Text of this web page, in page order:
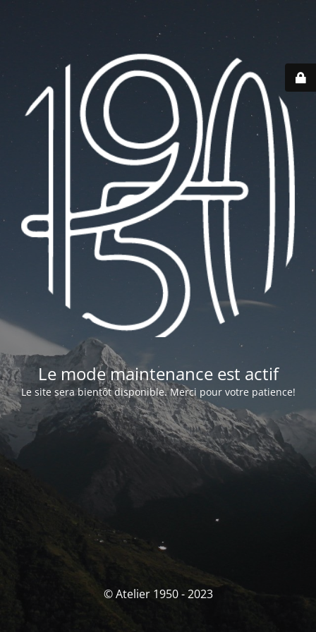
Le mode maintenance est actif
Le site sera bientôt disponible. Merci pour votre patience!
© Atelier 1950 - 2023